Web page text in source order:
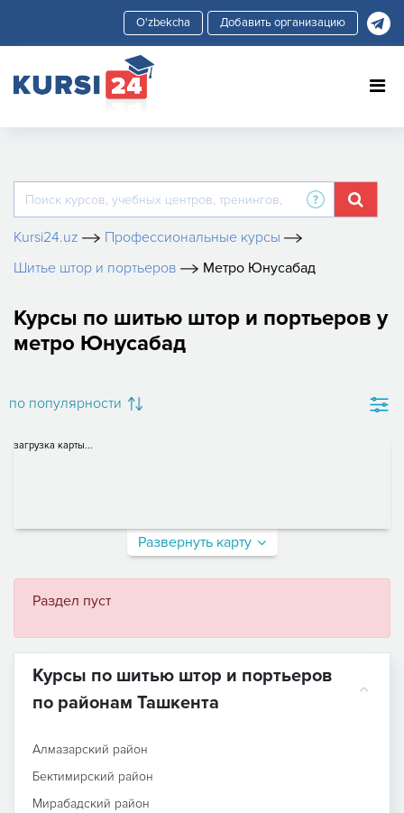
Добавить организацию
Kursi24.uz
Профессиональные курсы
Шитье штор и портьеров
Метро Юнусабад
Курсы по шитью штор и портьеров у
метро Юнусабад
по популярности
загрузка карты...
Развернуть карту
Раздел пуст
Курсы по шитью штор и портьеров
по районам Ташкента
Алмазарский район
Бектимирский район
Мирабадский район